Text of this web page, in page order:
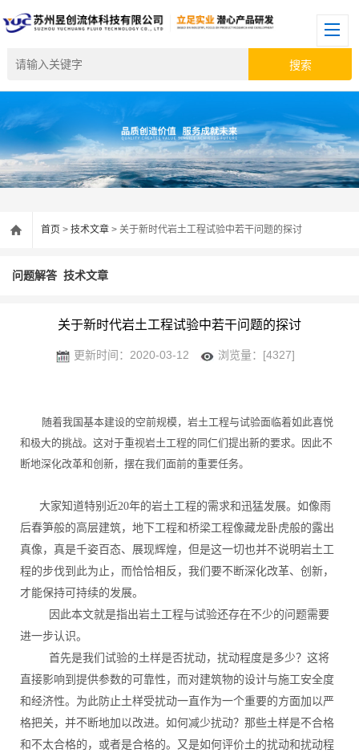
首页 > 技术文章 > 关于新时代岩土工程试验中若干问题的探讨
问题解答 技术文章
关于新时代岩土工程试验中若干问题的探讨
更新时间：2020-03-12 浏览量：[4327]
随着我国基本建设的空前规模，岩土工程与试验面临着如此喜悦
和极大的挑战。这对于重视岩土工程的同仁们提出新的要求。因此不
断地深化改革和创新，摆在我们面前的重要任务。
大家知道特别近20年的岩土工程的需求和迅猛发展。如像雨
后春笋般的高层建筑，地下工程和桥梁工程像藏龙卧虎般的露出
真像，真是千姿百态、展现辉煌，但是这一切也并不说明岩土工
程的步伐到此为止，而恰恰相反，我们要不断深化改革、创新，
才能保持可持续的发展。
因此本文就是指出岩土工程与试验还存在不少的问题需要
进一步认识。
首先是我们试验的土样是否扰动，扰动程度是多少？这将
直接影响到提供参数的可靠性，而对建筑物的设计与施工安全度
和经济性。为此防止土样受扰动一直作为一个重要的方面加以严
格把关，并不断地加以改进。如何减少扰动？那些土样是不合格
和不太合格的，或者是合格的。又是如何评价土的扰动和扰动程